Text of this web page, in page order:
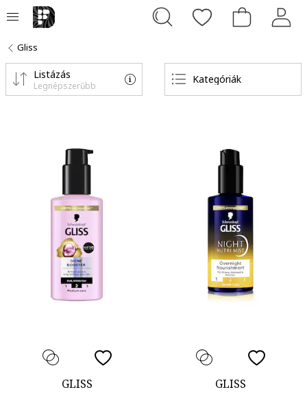
Gliss
Kategóriák
Listázás
Legnépszerűbb
GLISS GLISS